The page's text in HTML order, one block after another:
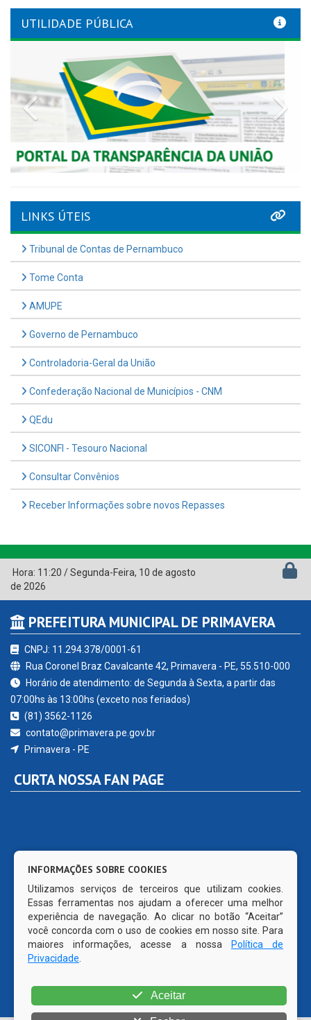
UTILIDADE PÚBLICA
Previous
LINKS ÚTEIS
Tribunal de Contas de Pernambuco
Tome Conta
AMUPE
Governo de Pernambuco
Controladoria-Geral da União
Confederação Nacional de Municípios - CNM
QEdu
SICONFI - Tesouro Nacional
Consultar Convênios
Receber Informações sobre novos Repasses
Hora: 11:20 /Segunda-Feira, 10 de agosto
de 2026
PREFEITURA MUNICIPAL DE PRIMAVERA
CNPJ: 11.294.378/0001-61
Rua Coronel Braz Cavalcante 42, Primavera - PE, 55.510-000
Horário de atendimento: de Segunda à Sexta, a partir das
07:00hs às 13:00hs (exceto nos feriados)
(81) 3562-1126
contato@primavera.pe.gov.br
Primavera - PE
CURTA NOSSA FAN PAGE
INFORMAÇÕES SOBRE COOKIES
Utilizamos serviços de terceiros que utilizam cookies.
Essas ferramentas nos ajudam a oferecer uma melhor
experiência de navegação. Ao clicar no botão “Aceitar”
você concorda com o uso de cookies em nosso site. Para
maiores informações, acesse a nossa
Política de
Privacidade
Aceitar